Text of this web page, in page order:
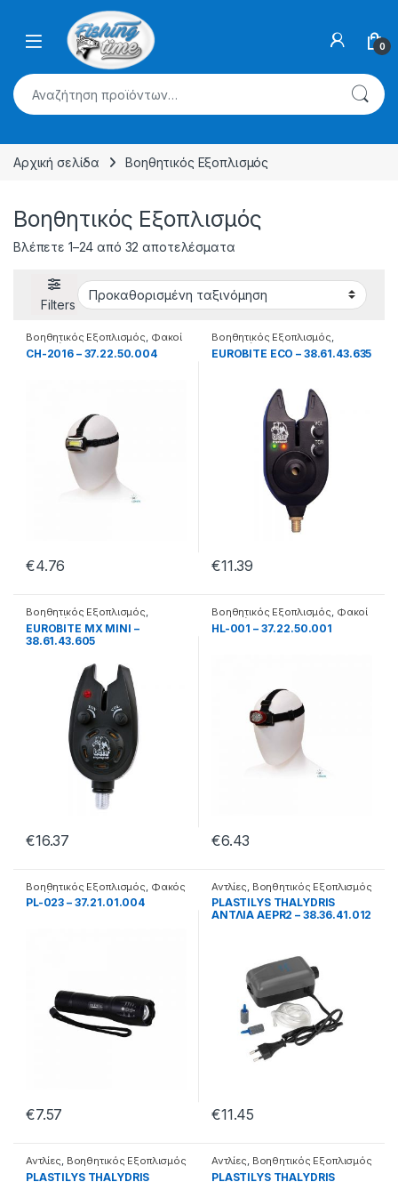
Skip to navigation
0
Αναζήτηση για:
Αρχική σελίδα Βοηθητικός Εξοπλισμός
Βοηθητικός Εξοπλισμός
Βλέπετε 1–24 από 32 αποτελέσματα
Filters
Βοηθητικός Εξοπλισμός, Φακοί
κεφαλής
CH-2016 – 37.22.50.004
€4.76
Βοηθητικός Εξοπλισμός,
Βομβητές
EUROBITE ECO – 38.61.43.635
€11.39
Βοηθητικός Εξοπλισμός,
Βομβητές
EUROBITE MX MINI –
38.61.43.605
€16.37
Βοηθητικός Εξοπλισμός, Φακοί
κεφαλής
HL-001 – 37.22.50.001
€6.43
Βοηθητικός Εξοπλισμός Φακός
χειρός
PL-023 – 37.21.01.004
€7.57
Αντλίες Βοηθητικός Εξοπλισμός
PLASTILYS THALYDRIS
ΑΝΤΛΙΑ AEPR2 – 38.36.41.012
€11.45
Αντλίες, Βοηθητικός Εξοπλισμός
PLASTILYS THALYDRIS
Αντλίες, Βοηθητικός Εξοπλισμός
PLASTILYS THALYDRIS